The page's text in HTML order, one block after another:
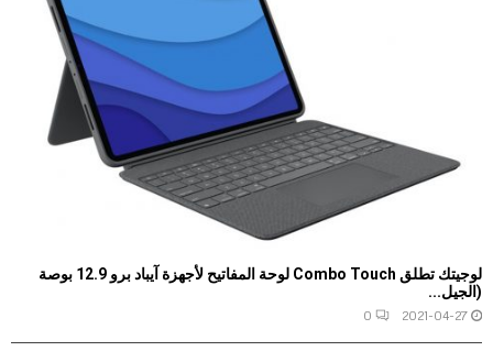
لوجيتك تطلق Combo Touch لوحة المفاتيح لأجهزة آيباد برو 12.9 بوصة
(الجيل...
2021-04-27
0